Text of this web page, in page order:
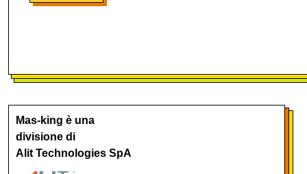
Mas-king è una
divisione di
Alit Technologies SpA